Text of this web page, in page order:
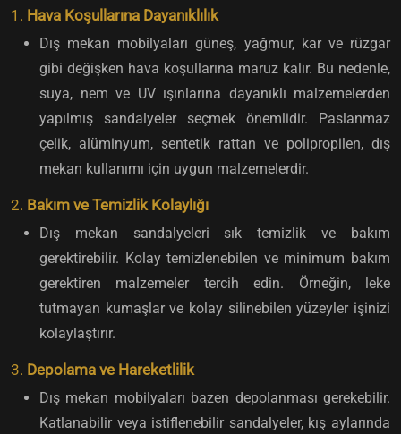
1. Hava Koşullarına Dayanıklılık
Dış mekan mobilyaları güneş, yağmur, kar ve rüzgar
gibi değişken hava koşullarına maruz kalır. Bu nedenle,
suya, nem ve UV ışınlarına dayanıklı malzemelerden
yapılmış sandalyeler seçmek önemlidir. Paslanmaz
çelik, alüminyum, sentetik rattan ve polipropilen, dış
mekan kullanımı için uygun malzemelerdir.
2. Bakım ve Temizlik Kolaylığı
Dış mekan sandalyeleri sık temizlik ve bakım
gerektirebilir. Kolay temizlenebilen ve minimum bakım
gerektiren malzemeler tercih edin. Örneğin, leke
tutmayan kumaşlar ve kolay silinebilen yüzeyler işinizi
kolaylaştırır.
3. Depolama ve Hareketlilik
Dış mekan mobilyaları bazen depolanması gerekebilir.
Katlanabilir veya istiflenebilir sandalyeler, kış aylarında